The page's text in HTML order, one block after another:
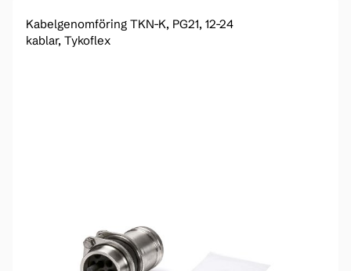
Kabelgenomföring TKN-K, PG21, 12-24
kablar, Tykoflex